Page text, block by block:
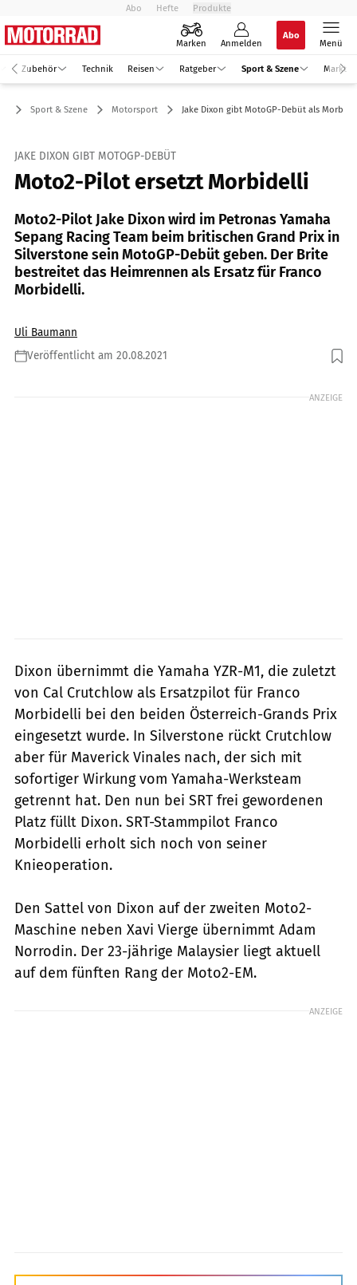
Abo Hefte Produkte
Marken Anmelden
Abo
Menü
Zubehör Technik Reisen Ratgeber Sport & Szene Markt
Sport & Szene Motorsport Jake Dixon gibt MotoGP-Debüt als
JAKE DIXON GIBT MOTOGP-DEBÜT
Moto2-Pilot ersetzt Morbidelli
Moto2-Pilot Jake Dixon wird im Petronas Yamaha
Sepang Racing Team beim britischen Grand Prix in
Silverstone sein MotoGP-Debüt geben. Der Brite
bestreitet das Heimrennen als Ersatz für Franco
Morbidelli.
Uli Baumann
Veröffentlicht am 20.08.2021
Foto: Sepang racing Team
ANZEIGE
Dixon übernimmt die Yamaha YZR-M1, die zuletzt
von Cal Crutchlow als Ersatzpilot für Franco
Morbidelli bei den beiden Österreich-Grands Prix
eingesetzt wurde. In Silverstone rückt Crutchlow
aber für Maverick Vinales nach, der sich mit
sofortiger Wirkung vom Yamaha-Werksteam
getrennt hat. Den nun bei SRT frei gewordenen
Platz füllt Dixon. SRT-Stammpilot Franco
Morbidelli erholt sich noch von seiner
Knieoperation.
Den Sattel von Dixon auf der zweiten Moto2-
Maschine neben Xavi Vierge übernimmt Adam
Norrodin. Der 23-jährige Malaysier liegt aktuell
auf dem fünften Rang der Moto2-EM.
ANZEIGE